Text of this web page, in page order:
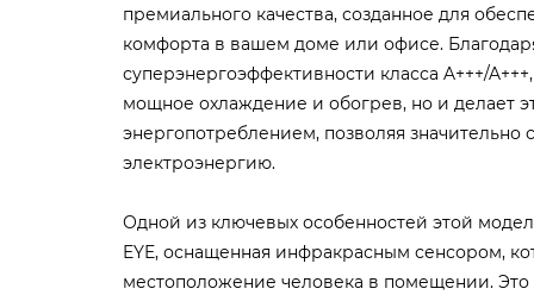
премиального качества, созданное для
комфорта в вашем доме или офисе.
суперэнергоэффективности класса A+++/
мощное охлаждение и обогрев, но и делает
энергопотреблением, позволяя значительно
электроэнергию.
Одной из ключевых особенностей этой
EYE, оснащенная инфракрасным сенсором,
местоположение человека в помещении.